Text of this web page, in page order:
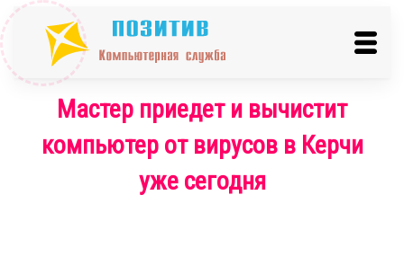
Мастер приедет и вычистит
компьютер от вирусов в Керчи
уже сегодня